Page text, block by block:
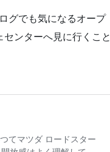
グでも気になるオープ
ンターへ見に行くこと